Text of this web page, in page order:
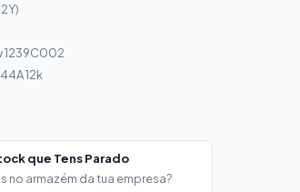
1239C002
12k
que Tens Parado
no armazém da tua empresa?